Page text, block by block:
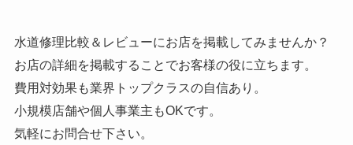
水道修理比較＆レビューにお店を掲載してみませんか？
お店の詳細を掲載することでお客様の役に立ちます。
費用対効果も業界トップクラスの自信あり。
小規模店舗や個人事業主もOKです。
気軽にお問合せ下さい。